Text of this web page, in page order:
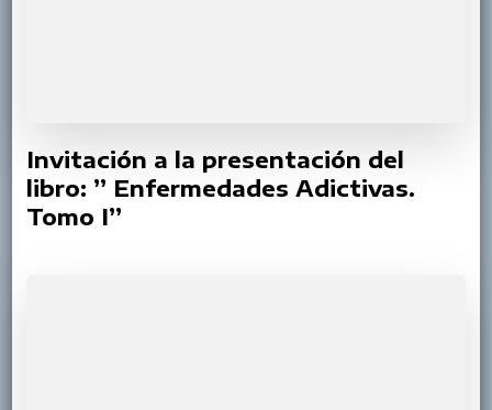
Invitación a la presentación del
libro: ” Enfermedades Adictivas.
Tomo I”